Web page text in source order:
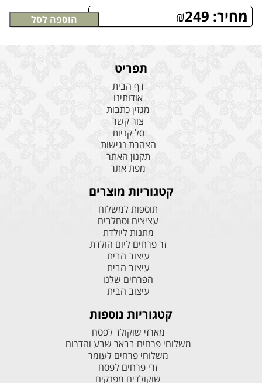
מחיר: ₪249 הוספה לסל
תפריט
דף הבית
אודותינו
מגזין כתבות
צור קשר
סל קניות
הצהרת נגישות
תקנון האתר
מפת אתר
קטגוריות מוצרים
תוספות למשלוח
עציצים וסחלבים
מתנות ליולדת
זר פרחים ליום הולדת
עיצוב הבית
עיצוב הבית
הפרחים שלנו
עיצוב הבית
קטגוריות נוספות
מארזי שוקולד לפסח
משלוחי פרחים בבאר שבע והדרום
משלוחי פרחים לעומר
זרי פרחים לפסח
שוקולדים מפנקים